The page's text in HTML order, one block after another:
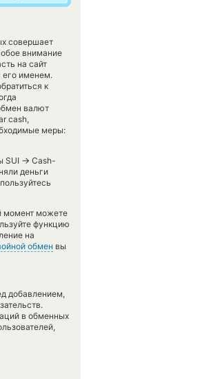
совершает
внимание
на сайт
его именем.
к
валют
cash,
меры:
SUI → Cash-
деньги
момент можете
функцию
на
обмен вы
добавлением,
в обменных